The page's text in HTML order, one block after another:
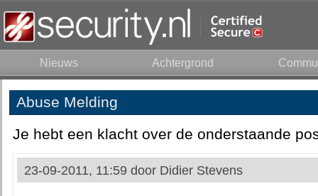
Nieuws Achtergrond
Abuse Melding
Je hebt een klacht over de onderstaande
23-09-2011, 11:59 door Didier Stevens